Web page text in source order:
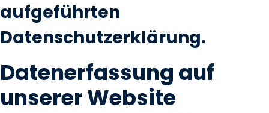
aufgeführten
Datenschutzerklärung.
Datenerfassung auf
unserer Website